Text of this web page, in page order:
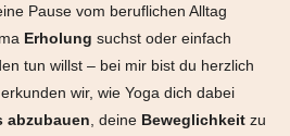
Pause vom beruflichen Alltag
Erholung suchst oder einfach
tun willst – bei mir bist du herzlich
wir, wie Yoga dich dabei
abzubauen , deine Beweglichkeitzu